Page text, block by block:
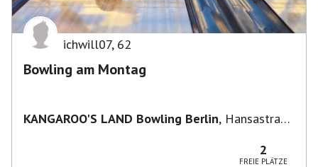
ichwill07, 62
Bowling am Montag
KANGAROO'S LAND Bowling Berlin, Hansastraße
2
FREIE PLÄTZE